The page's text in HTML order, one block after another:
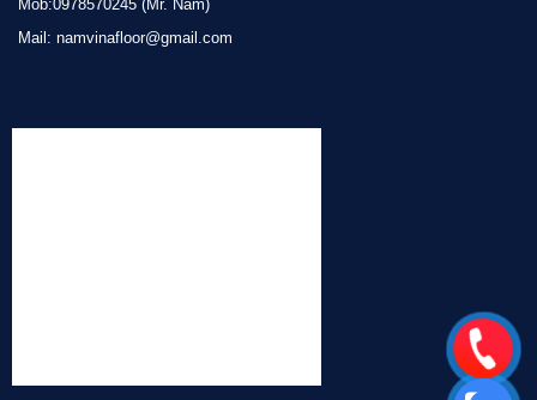
Mob:0978570245 (Mr. Nam)
Mail: namvinafloor@gmail.com